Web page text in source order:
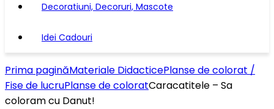
Decoratiuni, Decoruri, Mascote
Idei Cadouri
Prima paginăMateriale DidacticePlanse de colorat /
Fise de lucruPlanse de coloratCaracatitele – Sa
coloram cu Danut!